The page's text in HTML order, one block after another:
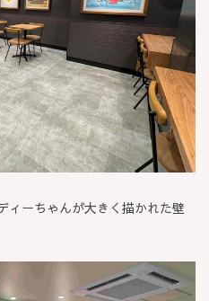
ィーちゃんが大きく描かれた壁